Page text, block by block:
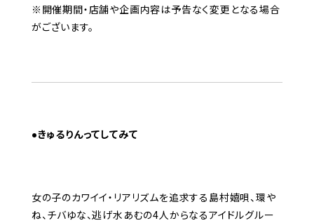
※開催期間・店舗や企画内容は予告なく変更となる場合
がございます。
●きゅるりんってしてみて
女の子のカワイイ・リアリズムを追求する島村嬉唄、環や
ね、チバゆな、逃げ水あむの4人からなるアイドルグルー